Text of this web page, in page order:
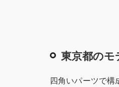
東京都のモ
四角いパーツで